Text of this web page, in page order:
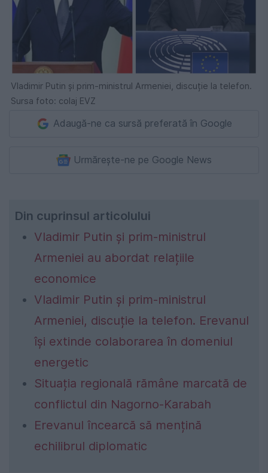
Vladimir Putin și prim-ministrul Armeniei, discuție la telefon.
Sursa foto: colaj EVZ
Adaugă-ne ca sursă preferată în Google
Urmărește-ne pe Google News
Din cuprinsul articolului
Vladimir Putin și prim-ministrul
Armeniei au abordat relațiile
economice
Vladimir Putin și prim-ministrul
Armeniei, discuție la telefon. Erevanul
își extinde colaborarea în domeniul
energetic
Situația regională rămâne marcată de
conflictul din Nagorno-Karabah
Erevanul încearcă să mențină
echilibrul diplomatic